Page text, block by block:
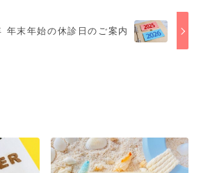
年末年始の休診日のご案内